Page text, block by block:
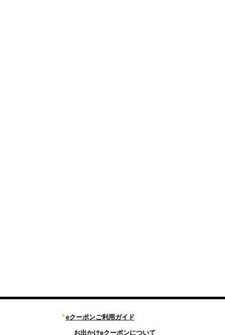
eクーポンご利用ガイド
お出かけeクーポンについて